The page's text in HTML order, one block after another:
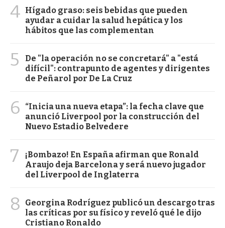
4 Hígado graso: seis bebidas que pueden
ayudar a cuidar la salud hepática y los
hábitos que las complementan
5
De "la operación no se concretará" a "está
difícil": contrapunto de agentes y dirigentes
de Peñarol por De La Cruz
6
“Inicia una nueva etapa”: la fecha clave que
anunció Liverpool por la construcción del
Nuevo Estadio Belvedere
7
¡Bombazo! En España afirman que Ronald
Araujo deja Barcelona y será nuevo jugador
del Liverpool de Inglaterra
8
Georgina Rodríguez publicó un descargo tras
las críticas por su físico y reveló qué le dijo
Cristiano Ronaldo